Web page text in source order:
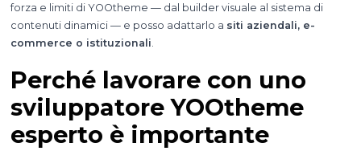
forza e limiti di YOOtheme — dal builder visuale al sistema di
contenuti dinamici — e posso adattarlo a siti aziendali, e-
commerce o istituzionali
Perché lavorare con uno
sviluppatore YOOtheme
esperto è importante